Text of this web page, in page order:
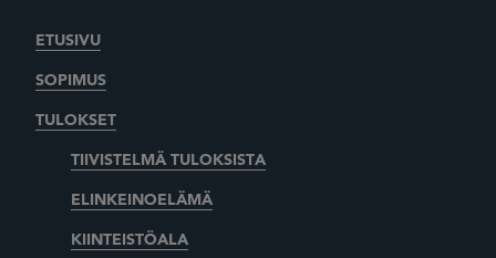
ETUSIVU
SOPIMUS
TULOKSET
TIIVISTELMÄ TULOKSISTA
ELINKEINOELÄMÄ
KIINTEISTÖALA